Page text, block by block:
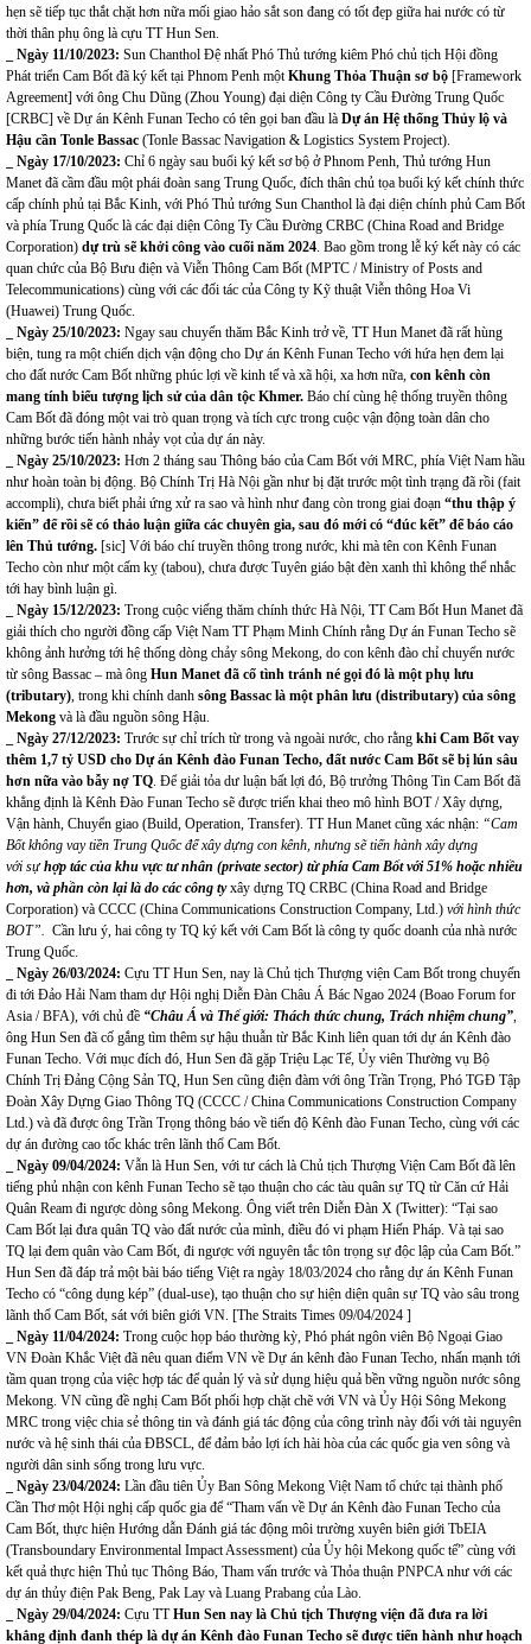
hẹn sẽ tiếp tục thắt chặt hơn nữa mối giao hảo sắt son đang có tốt đẹp giữa hai nước có từ
thời thân phụ ông là cựu TT Hun Sen.
_ Ngày 11/10/2023: Sun Chanthol Đệ nhất Phó Thủ tướng kiêm Phó chủ tịch Hội đồng
Phát triển Cam Bốt đã ký kết tại Phnom Penh một Khung Thỏa Thuận sơ bộ [Framework
Agreement] với ông Chu Dũng (Zhou Young) đại diện Công ty Cầu Đường Trung Quốc
[CRBC] về Dự án Kênh Funan Techo có tên gọi ban đầu là Dự án Hệ thống Thủy lộ và
Hậu cần Tonle Bassac (Tonle Bassac Navigation & Logistics System Project).
_ Ngày 17/10/2023: Chỉ 6 ngày sau buổi ký kết sơ bộ ở Phnom Penh, Thủ tướng Hun
Manet đã cầm đầu một phái đoàn sang Trung Quốc, đích thân chủ tọa buổi ký kết chính thức
cấp chính phủ tại Bắc Kinh, với Phó Thủ tướng Sun Chanthol là đại diện chính phủ Cam Bốt
và phía Trung Quốc là các đại diện Công Ty Cầu Đường CRBC (China Road and Bridge
Corporation) dự trù sẽ khởi công vào cuối năm 2024 . Bao gồm trong lễ ký kết này có các
quan chức của Bộ Bưu điện và Viễn Thông Cam Bốt (MPTC / Ministry of Posts and
Telecommunications) cùng với các đối tác của Công ty Kỹ thuật Viễn thông Hoa Vi
(Huawei) Trung Quốc.
_ Ngày 25/10/2023: Ngay sau chuyến thăm Bắc Kinh trở về, TT Hun Manet đã rất hùng
biện, tung ra một chiến dịch vận động cho Dự án Kênh Funan Techo với hứa hẹn đem lại
cho đất nước Cam Bốt những phúc lợi về kinh tế và xã hội, xa hơn nữa, con kênh còn
mang tính biểu tượng lịch sử của dân tộc Khmer. Báo chí cùng hệ thống truyền thông
Cam Bốt đã đóng một vai trò quan trọng và tích cực trong cuộc vận động toàn dân cho
những bước tiến hành nhảy vọt của dự án này.
_ Ngày 25/10/2023: Hơn 2 tháng sau Thông báo của Cam Bốt với MRC, phía Việt Nam hầu
như hoàn toàn bị động. Bộ Chính Trị Hà Nội gần như bị đặt trước một tình trạng đã rồi (fait
accompli), chưa biết phải ứng xử ra sao và hình như đang còn trong giai đoạn “thu thập ý
kiến” để rồi sẽ có thảo luận giữa các chuyên gia, sau đó mới có “đúc kết” để báo cáo
lên Thủ tướng. [sic] Với báo chí truyền thông trong nước, khi mà tên con Kênh Funan
Techo còn như một cấm kỵ (tabou), chưa được Tuyên giáo bật đèn xanh thì không thể nhắc
tới hay bình luận gì.
_ Ngày 15/12/2023: Trong cuộc viếng thăm chính thức Hà Nội, TT Cam Bốt Hun Manet đã
giải thích cho người đồng cấp Việt Nam TT Phạm Minh Chính rằng Dự án Funan Techo sẽ
không ảnh hưởng tới hệ thống dòng chảy sông Mekong, do con kênh đào chỉ chuyển nước
từ sông Bassac – mà ông Hun Manet đã cố tình tránh né gọi đó là một phụ lưu
(tributary) , trong khi chính danh sông Bassac là một phân lưu (distributary) của sông
Mekong và là đầu nguồn sông Hậu.
_ Ngày 27/12/2023: Trước sự chỉ trích từ trong và ngoài nước, cho rằng khi Cam Bốt vay
thêm 1,7 tỷ USD cho Dự án Kênh đào Funan Techo, đất nước Cam Bốt sẽ bị lún sâu
hơn nữa vào bẫy nợ TQ . Để giải tỏa dư luận bất lợi đó, Bộ trưởng Thông Tin Cam Bốt đã
khẳng định là Kênh Đào Funan Techo sẽ được triển khai theo mô hình BOT/ Xây dựng,
Vận hành, Chuyển giao (Build, Operation, Transfer). TT Hun Manet cũng xác nhận: “Cam
Bốtkhông vay tiền Trung Quốc để xây dựng con kênh, nhưng sẽ tiến hành xây dựng
với sựhợp tác của khu vực tư nhân (private sector) từ phía Cam Bốt với 51% hoặc nhiều
hơn, và phần còn lại là do các công tyxây dựng TQ CRBC (China Road and Bridge
Corporation) và CCCC (China Communications Construction Company, Ltd.) với hình thức
BOT”.
Cần lưu ý, hai công ty TQ ký kết với Cam Bốt là công ty quốc doanh của nhà nước
Trung Quốc.
_ Ngày 26/03/2024: Cựu TT Hun Sen, nay là Chủ tịch Thượng viện Cam Bốt trong chuyến
đi tới Đảo Hải Nam tham dự Hội nghị Diễn Đàn Châu Á Bác Ngao 2024 (Boao Forum for
Asia / BFA), với chủ đề “Châu Á và Thế giới: Thách thức chung, Trách nhiệm chung”
ông Hun Sen đã cố gắng tìm thêm sự hậu thuẫn từ Bắc Kinh liên quan tới dự án Kênh đào
Funan Techo. Với mục đích đó, Hun Sen đã gặp Triệu Lạc Tế, Ủy viên Thường vụ Bộ
Chính Trị Đảng Cộng Sản TQ, Hun Sen cũng điện đàm với ông Trần Trọng, Phó TGĐ Tập
Đoàn Xây Dựng Giao Thông TQ (CCCC / China Communications Construction Company
Ltd.) và đã được ông Trần Trọng thông báo về tiến độ Kênh đào Funan Techo, cùng với các
dự án đường cao tốc khác trên lãnh thổ Cam Bốt.
_ Ngày 09/04/2024: Vẫn là Hun Sen, với tư cách là Chủ tịch Thượng Viện Cam Bốt đã lên
tiếng phủ nhận con kênh Funan Techo sẽ tạo thuận cho các tàu quân sự TQ từ Căn cứ Hải
Quân Ream đi ngược dòng sông Mekong. Ông viết trên Diễn Đàn X (Twitter): “Tại sao
Cam Bốt lại đưa quân TQ vào đất nước của mình, điều đó vi phạm Hiến Pháp. Và tại sao
TQ lại đem quân vào Cam Bốt, đi ngược với nguyên tắc tôn trọng sự độc lập của Cam Bốt.”
Hun Sen đã đáp trả một bài báo tiếng Việt ra ngày 18/03/2024 cho rằng dự án Kênh Funan
Techo có “công dụng kép” (dual-use), tạo thuận cho sự hiện diện quân sự TQ vào sâu trong
lãnh thổ Cam Bốt, sát với biên giới VN. [The Straits Times 09/04/2024 ]
_ Ngày 11/04/2024: Trong cuộc họp báo thường kỳ, Phó phát ngôn viên Bộ Ngoại Giao
VN Đoàn Khắc Việt đã nêu quan điểm VN về Dự án kênh đào Funan Techo , nhấn mạnh tới
tầm quan trọng của việc hợp tác để quản lý và sử dụng hiệu quả bền vững nguồn nước sông
Mekong. VN cũng đề nghị Cam Bốt phối hợp chặt chẽ với VN và Ủy Hội Sông Mekong
MRC trong việc chia sẻ thông tin và đánh giá tác động của công trình này đối với tài nguyên
nước và hệ sinh thái của ĐBSCL, để đảm bảo lợi ích hài hòa của các quốc gia ven sông và
người dân sinh sống trong lưu vực.
_ Ngày 23/04/2024: Lần đầu tiên Ủy Ban Sông Mekong Việt Nam tổ chức tại thành phố
Cần Thơ một Hội nghị cấp quốc gia để “Tham vấn về Dự án Kênh đào Funan Techo của
Cam Bốt, thực hiện Hướng dẫn Đánh giá tác động môi trường xuyên biên giới TbEIA
(Transboundary Environmental Impact Assessment) của Ủy hội Mekong quốc tế” cùng với
kết quả thực hiện Thủ tục Thông Báo, Tham vấn trước và Thỏa thuận PNPCA như với các
dự án thủy điện Pak Beng, Pak Lay và Luang Prabang của Lào.
_ Ngày 29/04/2024: Cựu TTHun Sen nay là Chủ tịch Thượng viện đã đưa ra lời
khẳng định đanh thép là dự án Kênh đào Funan Techo sẽ được tiến hành như hoạch